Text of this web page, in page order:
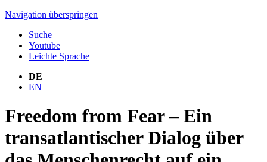
Navigation überspringen
Suche
Youtube
Leichte Sprache
DE
EN
Freedom from Fear – Ein
transatlantischer Dialog über